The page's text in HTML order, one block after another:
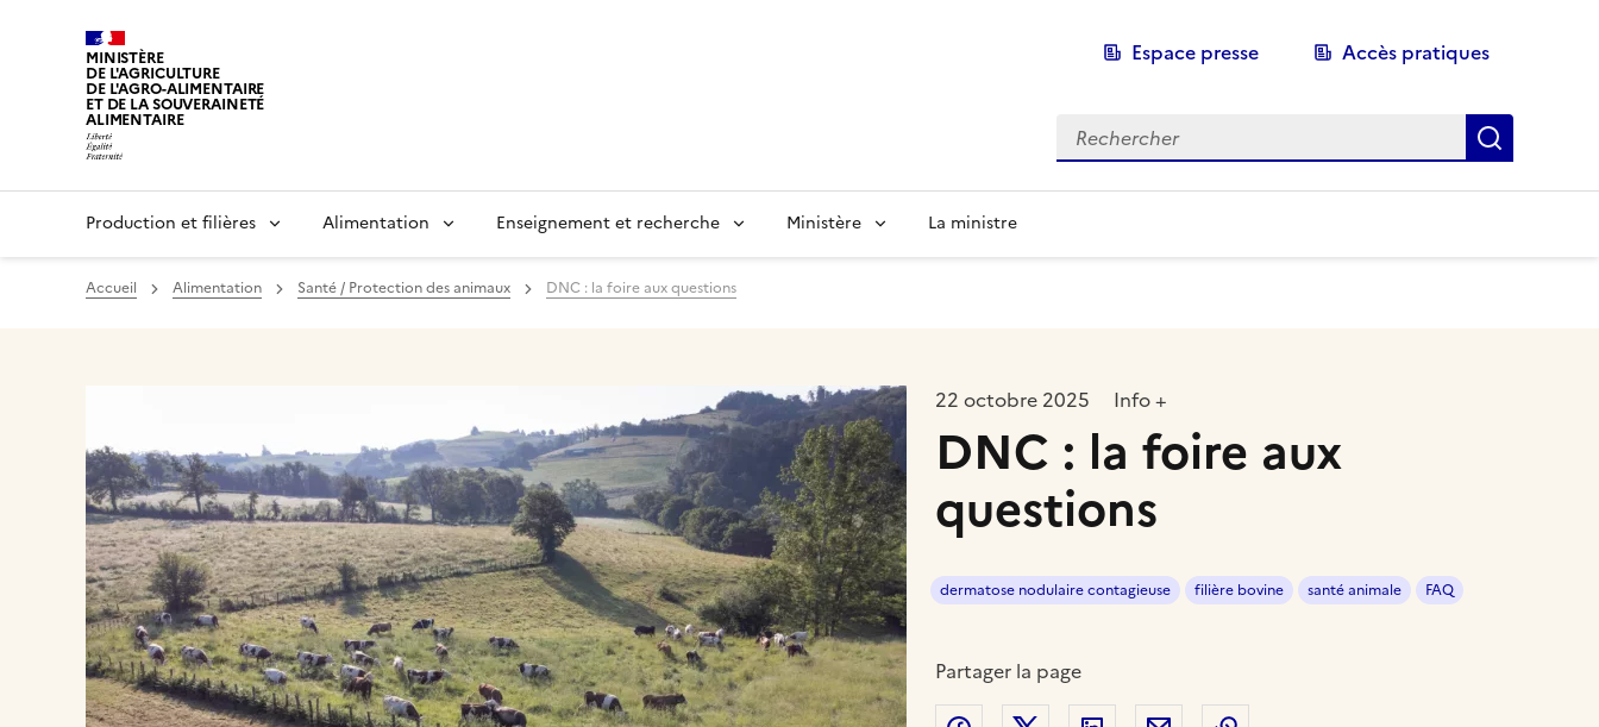
MINISTÈRE
DE L'AGRICULTURE
DE L'AGRO-ALIMENTAIRE
ET DE LA SOUVERAINETÉ
ALIMENTAIRE
Espace presse Accès pratiques
Recherche
Production et filières Alimentation Enseignement et recherche Ministère La ministre
Accueil Alimentation Santé / Protection des animaux DNC : la foire aux questions
22 octobre 2025 Info +
DNC : la foire aux
questions
dermatose nodulaire contagieuse filière bovine santé animale FAQ
Partager la page